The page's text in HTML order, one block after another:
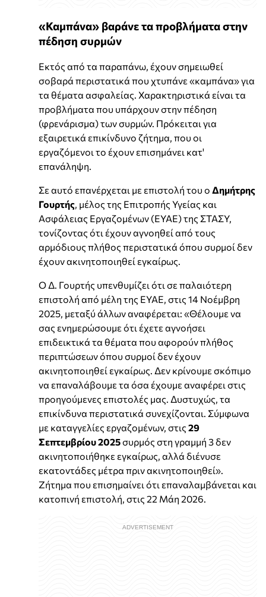
«Καμπάνα» βαράνε τα προβλήματα στην
πέδηση συρμών
Εκτός από τα παραπάνω, έχουν σημειωθεί
σοβαρά περιστατικά που χτυπάνε «καμπάνα» για
τα θέματα ασφαλείας. Χαρακτηριστικά είναι τα
προβλήματα που υπάρχουν στην πέδηση
(φρενάρισμα) των συρμών. Πρόκειται για
εξαιρετικά επικίνδυνο ζήτημα, που οι
εργαζόμενοι το έχουν επισημάνει κατ'
επανάληψη.
Σε αυτό επανέρχεται με επιστολή του ο Δημήτρης
Γουρτής, μέλος της Επιτροπής Υγείας και
Ασφάλειας Εργαζομένων (ΕΥΑΕ) της ΣΤΑΣΥ,
τονίζοντας ότι έχουν αγνοηθεί από τους
αρμόδιους πλήθος περιστατικά όπου συρμοί δεν
έχουν ακινητοποιηθεί εγκαίρως.
Ο Δ. Γουρτής υπενθυμίζει ότι σε παλαιότερη
επιστολή από μέλη της ΕΥΑΕ, στις 14 Νοέμβρη
2025, μεταξύ άλλων αναφέρεται: «Θέλουμε να
σας ενημερώσουμε ότι έχετε αγνοήσει
επιδεικτικά τα θέματα που αφορούν πλήθος
περιπτώσεων όπου συρμοί δεν έχουν
ακινητοποιηθεί εγκαίρως. Δεν κρίνουμε σκόπιμο
να επαναλάβουμε τα όσα έχουμε αναφέρει στις
προηγούμενες επιστολές μας. Δυστυχώς, τα
επικίνδυνα περιστατικά συνεχίζονται. Σύμφωνα
με καταγγελίες εργαζομένων, στις 29
Σεπτεμβρίου 2025συρμός στη γραμμή 3 δεν
ακινητοποιήθηκε εγκαίρως, αλλά διένυσε
εκατοντάδες μέτρα πριν ακινητοποιηθεί».
Ζήτημα που επισημαίνει ότι επαναλαμβάνεται και
κατοπινή επιστολή, στις 22 Μάη 2026.